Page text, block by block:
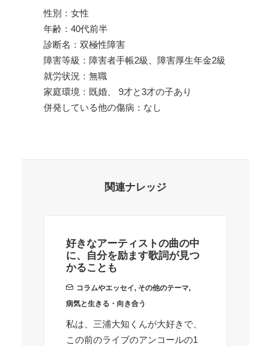
性別：女性
年齢：40代前半
診断名：双極性障害
障害等級：障害者手帳2級、障害厚生年金2級
就労状況：無職
家庭環境：既婚、 9才と3才の子あり
併発している他の傷病：なし
関連ナレッジ
好きなアーティストの曲の中
に、自分を励ます歌詞が見つ
かることも
コラムやエッセイ, その他のテーマ,
病気と生きる・向き合う
私は、三浦大知くんが大好きで、
この前のライブのアンコールの1